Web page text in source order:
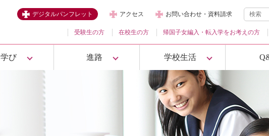
デジタルパンフレット アクセス お問い合わせ・資料請求
受験生の方 在校生の方 帰国子女編入・ 転入学をお考えの方
学び 進路 学校生活